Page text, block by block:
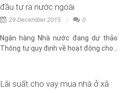
đầu tư ra nước ngoài
29 December 2015 0
Ngân hàng Nhà nước đang dự thảo
Thông tư quy định về hoạt động cho...
Lãi suất cho vay mua nhà ở xã